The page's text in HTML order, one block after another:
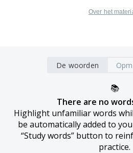
Over het
De woorden
📚
There are no
Highlight unfamiliar words
be automatically added to
“Study words” button to
practice.